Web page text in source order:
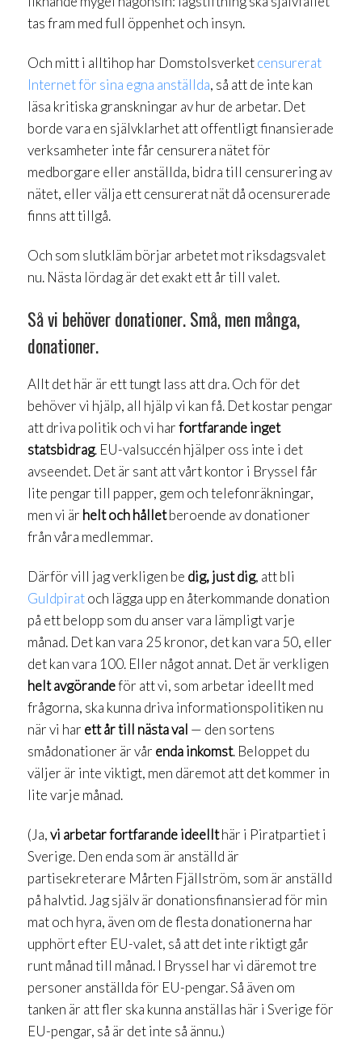
tas fram med full öppenhet och insyn.
Och mitt i alltihop har Domstolsverketcensurerat
Internet för sina egna anställda, så att de inte kan
läsa kritiska granskningar av hur de arbetar. Det
borde vara en självklarhet att offentligt finansierade
verksamheter inte får censurera nätet för
medborgare eller anställda, bidra till censurering av
nätet, eller välja ett censurerat nät då ocensurerade
finns att tillgå.
Och som slutkläm börjar arbetet mot riksdagsvalet
nu. Nästa lördag är det exakt ett år till valet.
Så vi behöver donationer. Små, men många,
donationer.
Allt det här är ett tungt lass att dra. Och för det
behöver vi hjälp, all hjälp vi kan få. Det kostar pengar
att driva politik och vi harfortfarande inget
statsbidrag. EU-valsuccén hjälper oss inte i det
avseendet. Det är sant att vårt kontor i Bryssel får
lite pengar till papper, gem och telefonräkningar,
men vi är helt och hålletberoende av donationer
från våra medlemmar.
Därför vill jag verkligen be dig, just dig, att bli
Guldpiratoch lägga upp en återkommande donation
på ett belopp som du anser vara lämpligt varje
månad. Det kan vara 25 kronor, det kan vara 50, eller
det kan vara 100. Eller något annat. Det är verkligen
helt avgörandeför att vi, som arbetar ideellt med
frågorna, ska kunna driva informationspolitiken nu
när vi har ett år till nästa val — den sortens
smådonationer är vår enda inkomst. Beloppet du
väljer är inte viktigt, men däremot att det kommer in
lite varje månad.
(Ja,vi arbetar fortfarande ideellthär i Piratpartiet i
Sverige. Den enda som är anställd är
partisekreterare Mårten Fjällström, som är anställd
på halvtid. Jag själv är donationsfinansierad för min
mat och hyra, även om de flesta donationerna har
upphört efter EU-valet, så att det inte riktigt går
runt månad till månad. I Bryssel har vi däremot tre
personer anställda för EU-pengar. Så även om
tanken är att fler ska kunna anställas här i Sverige för
EU-pengar, så är det inte så ännu.)